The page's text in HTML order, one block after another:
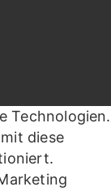
Technologien.
diese